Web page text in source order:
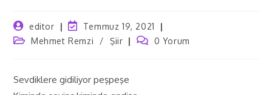
editor
Temmuz 19, 2021
Mehmet Remzi
/ Şiir 0 Yorum
Sevdiklere gidiliyor peşpeşe